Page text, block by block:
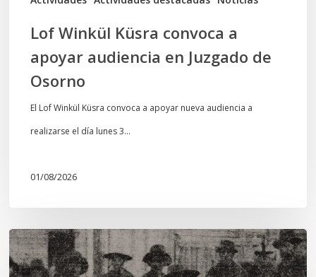
Lof Winkül Küsra convoca a
apoyar audiencia en Juzgado de
Osorno
El Lof Winkül Küsra convoca a apoyar nueva audiencia a
realizarse el día lunes 3…
01/08/2026
Chawrakawin:
Palimpsesto